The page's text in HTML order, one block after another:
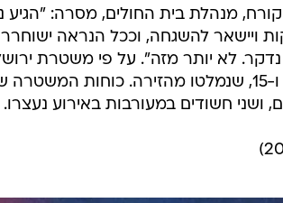
ויישאר להשגחה, וככל הנראה
לא יותר מזה". על פי משטרת
מזרח העיר בני 14 ו-15, שנמלטו מהזירה.
ושני חשודים במעורבות באירוע נעצרו.